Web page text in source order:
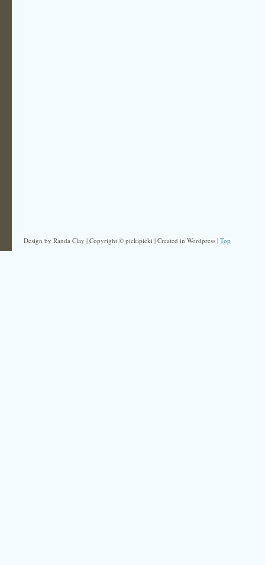
Design by Randa Clay | Copyright © pickipicki | Created in Wordpress | Top